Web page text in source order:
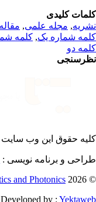
کلیدی
,مجله علمی, مقاله
شماره یک,کلمه
دو
حقوق این وب سایت
و برنامه نویسی :
©
and Photonics
Developed by :